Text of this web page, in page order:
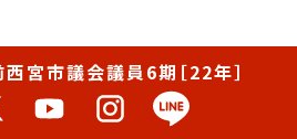
宮市議会議員6期［22年］